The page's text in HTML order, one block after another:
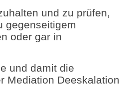
und zu prüfen,
gegenseitigem
oder gar in
und damit die
Mediation Deeskalation